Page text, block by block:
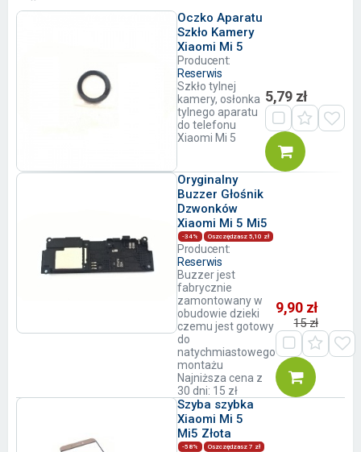
Oczko Aparatu
Szkło Kamery
Xiaomi Mi 5
Producent:
Reserwis
Szkło tylnej
kamery, osłonka
tylnego aparatu
do telefonu
Xiaomi Mi 5
5,79 zł
Oryginalny
Buzzer Głośnik
Dzwonków
Xiaomi Mi 5 Mi5
-34% Oszczędzasz 5,10 zł
Producent:
Reserwis
Buzzer jest
fabrycznie
zamontowany w
obudowie dzieki
czemu jest gotowy
do
natychmiastowego
montażu
Najniższa cena z
30 dni: 15 zł
9,90 zł
15 zł
Szyba szybka
Xiaomi Mi 5
Mi5 Złota
-58% Oszczędzasz 7 zł